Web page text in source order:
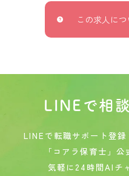
この求人に
LINEで相
LINEで転職サボート登録
「コアラ保育士」
気軽に24時間AIチ